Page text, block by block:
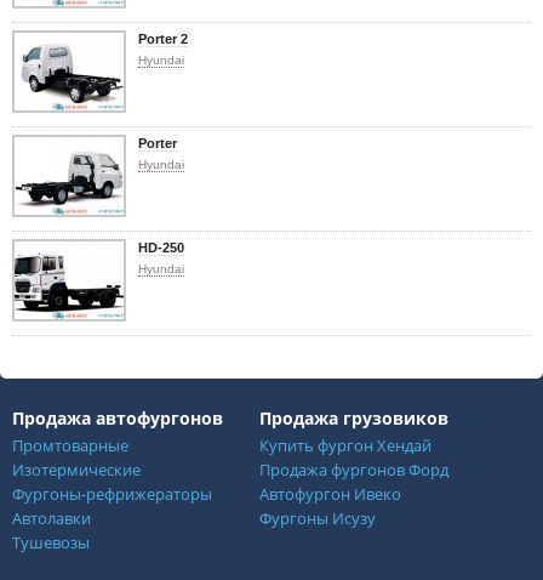
Porter 2
Hyundai
Porter
Hyundai
HD-250
Hyundai
Продажа автофургонов
Промтоварные
Изотермические
Фургоны-рефрижераторы
Автолавки
Тушевозы
Продажа грузовиков
Купить фургон Хендай
Продажа фургонов Форд
Автофургон Ивеко
Фургоны Исузу